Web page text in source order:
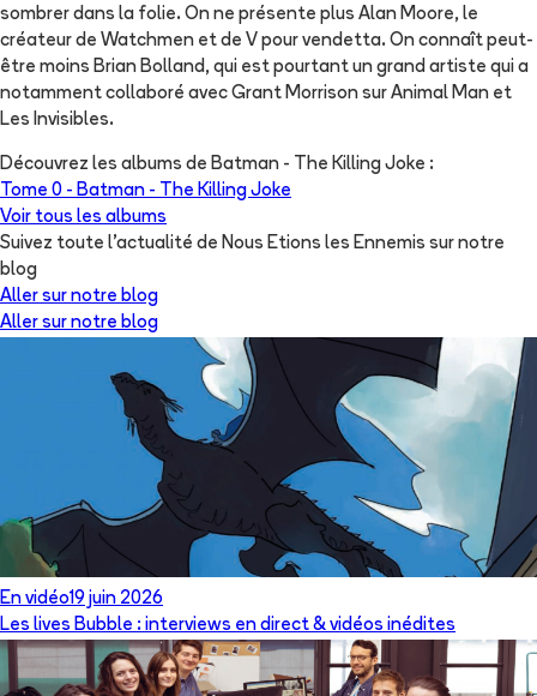
sombrer dans la folie. On ne présente plus Alan Moore, le
créateur de Watchmen et de V pour vendetta. On connaît peut-
être moins Brian Bolland, qui est pourtant un grand artiste qui a
notamment collaboré avec Grant Morrison sur Animal Man et
Les Invisibles.
Découvrez les albums de Batman - The Killing Joke :
Tome 0 - Batman - The Killing Joke
Voir tous les albums
Suivez toute l'actualité de Nous Etions les Ennemis sur notre
blog
Aller sur notre blog
Aller sur notre blog
En vidéo19 juin 2026
Les lives Bubble : interviews en direct & vidéos inédites